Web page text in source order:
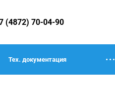
(4872) 70-04-90
Тех. документация